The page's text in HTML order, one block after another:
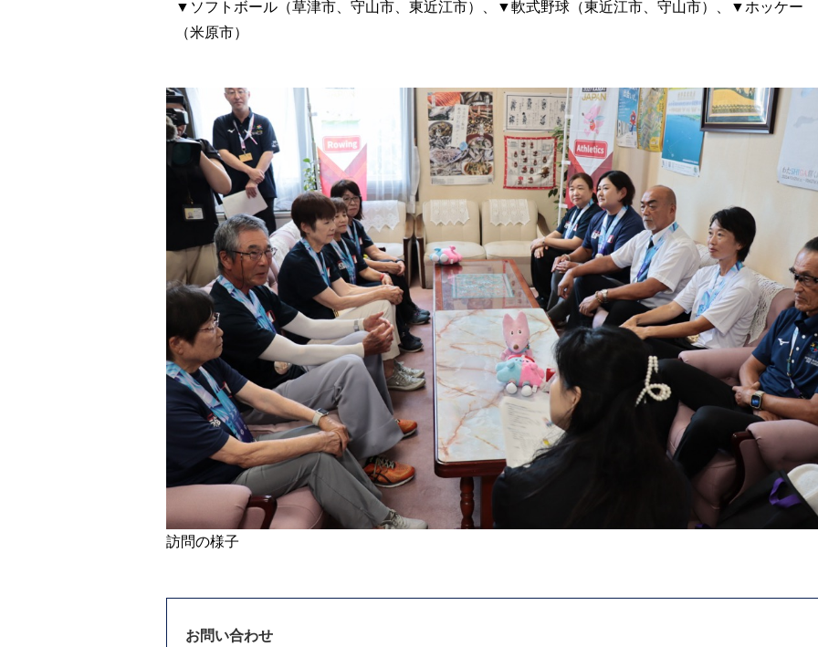
▼ソフトボール（草津市、守山市、東近江市）、▼軟式野球（東近江市、守山市）、▼ホッケー
（米原市）
訪問の様子
お問い合わせ